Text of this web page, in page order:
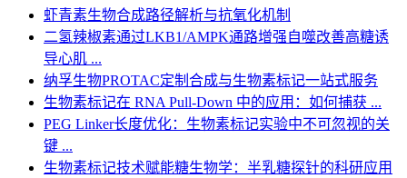
虾青素生物合成路径解析与抗氧化机制
二氢辣椒素通过LKB1/AMPK通路增强自噬改善高糖诱
导心肌 ...
纳孚生物PROTAC定制合成与生物素标记一站式服务
生物素标记在 RNA Pull-Down 中的应用：如何捕获 ...
PEG Linker长度优化：生物素标记实验中不可忽视的关
键 ...
生物素标记技术赋能糖生物学：半乳糖探针的科研应用